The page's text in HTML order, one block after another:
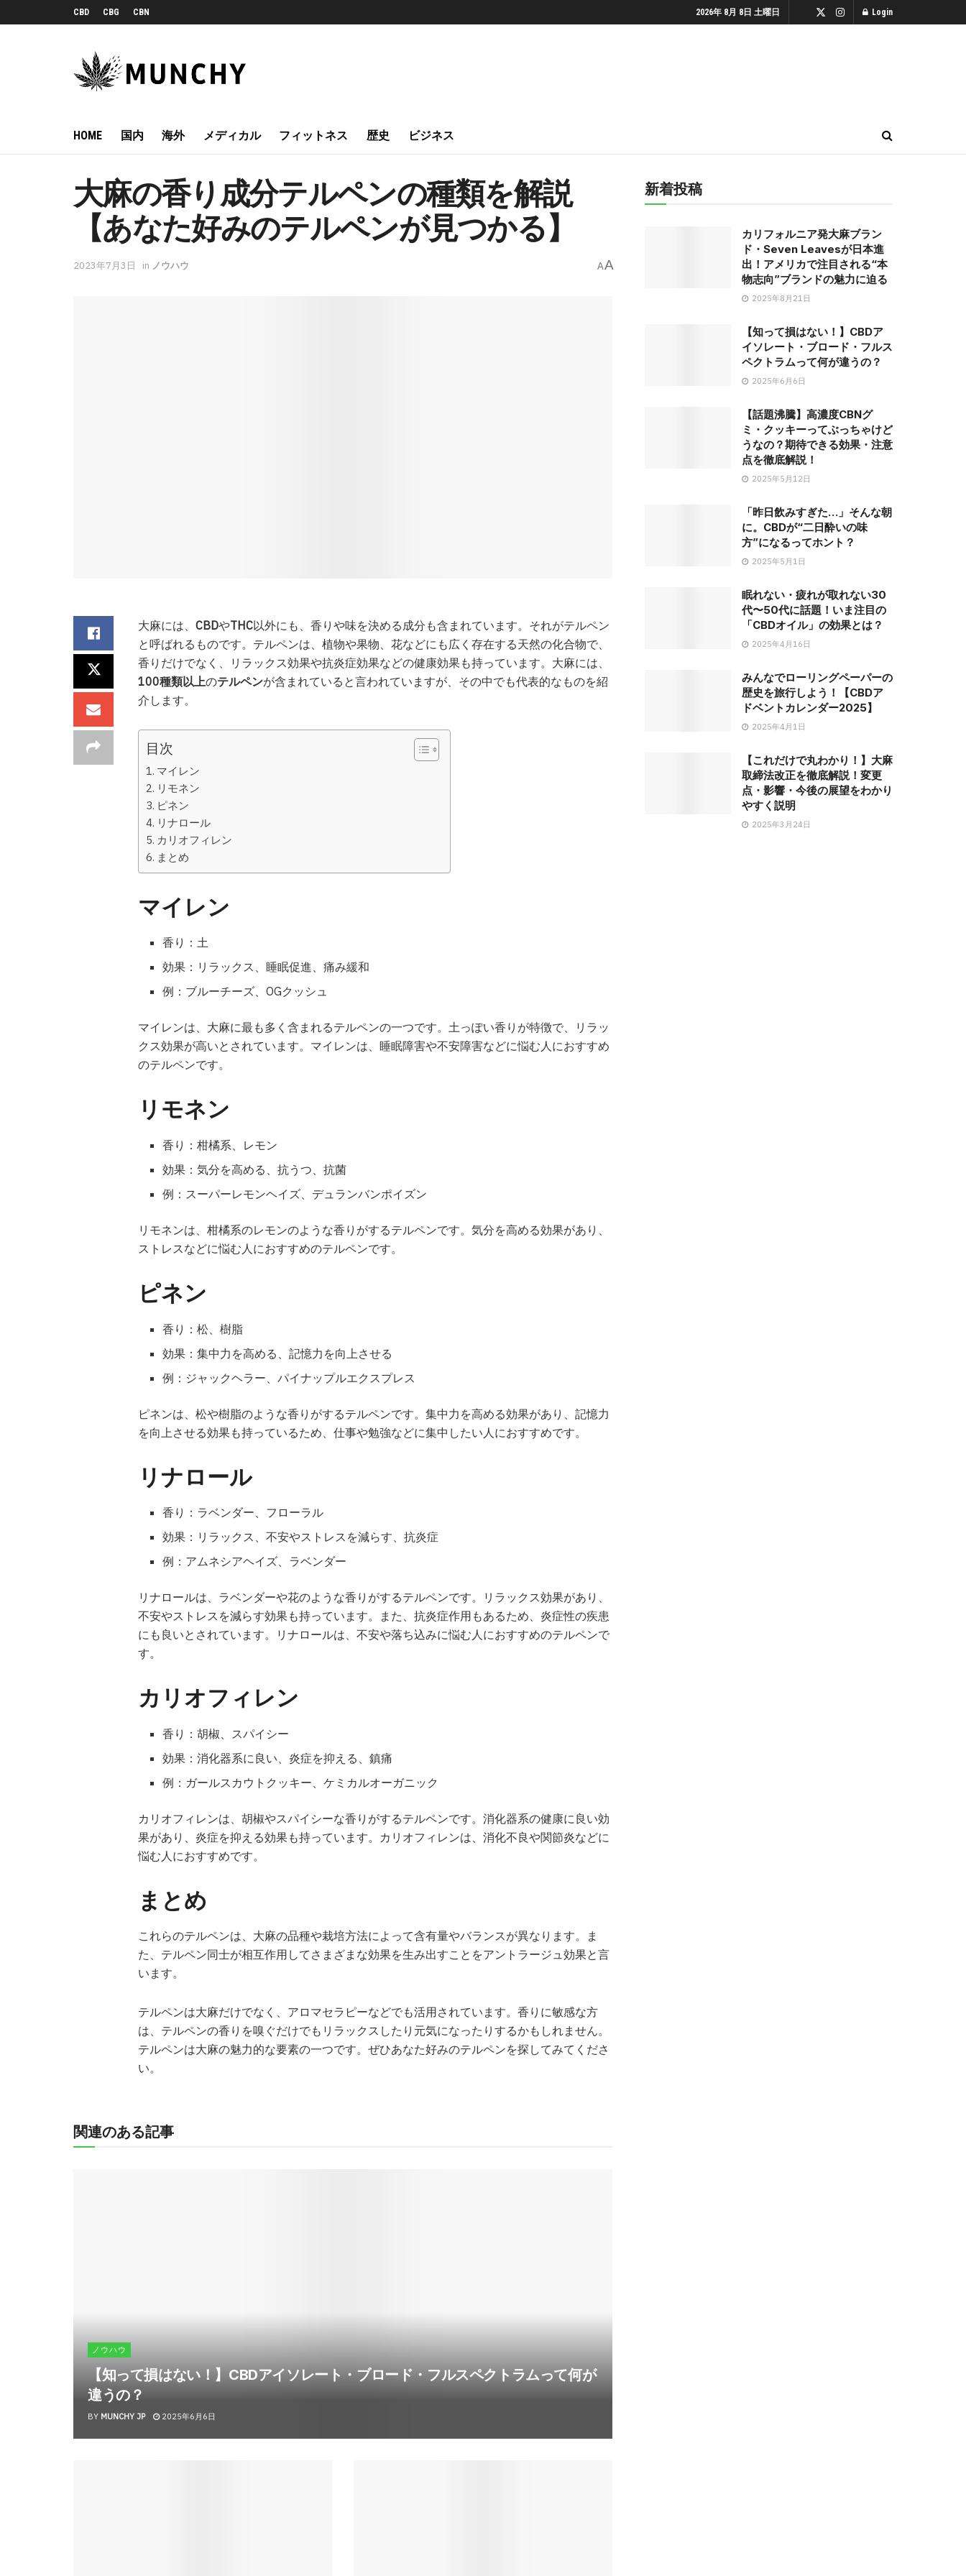
CBD CBG CBN 2026年 8月 8日 土曜日 Login
HOME 国内 海外 メディカル フィットネス 歴史 ビジネス
大麻の香り成分テルペンの種類を解説
【あなた好みのテルペンが見つかる】
2023年7月3日 in ノウハウ AA
大麻には、 CBDやTHC以外にも、香りや味を決める成分も含まれています。それがテルペン
と呼ばれるものです。テルペンは、植物や果物、花などにも広く存在する天然の化合物で、
香りだけでなく、リラックス効果や抗炎症効果などの健康効果も持っています。大麻には、
100種類以上のテルペンが含まれていると言われていますが、その中でも代表的なものを紹
介します。
目次
マイレン
リモネン
ピネン
リナロール
カリオフィレン
まとめ
マイレン
香り：土
効果：リラックス、睡眠促進、痛み緩和
例：ブルーチーズ、OGクッシュ
マイレンは、大麻に最も多く含まれるテルペンの一つです。土っぽい香りが特徴で、リラッ
クス効果が高いとされています。マイレンは、睡眠障害や不安障害などに悩む人におすすめ
のテルペンです。
リモネン
香り：柑橘系、レモン
効果：気分を高める、抗うつ、抗菌
例：スーパーレモンヘイズ、デュランバンポイズン
リモネンは、柑橘系のレモンのような香りがするテルペンです。気分を高める効果があり、
ストレスなどに悩む人におすすめのテルペンです。
ピネン
香り：松、樹脂
効果：集中力を高める、記憶力を向上させる
例：ジャックヘラー、パイナップルエクスプレス
ピネンは、松や樹脂のような香りがするテルペンです。集中力を高める効果があり、記憶力
を向上させる効果も持っているため、仕事や勉強などに集中したい人におすすめです。
リナロール
香り：ラベンダー、フローラル
効果：リラックス、不安やストレスを減らす、抗炎症
例：アムネシアヘイズ、ラベンダー
リナロールは、ラベンダーや花のような香りがするテルペンです。リラックス効果があり、
不安やストレスを減らす効果も持っています。また、抗炎症作用もあるため、炎症性の疾患
にも良いとされています。リナロールは、不安や落ち込みに悩む人におすすめのテルペンで
す。
カリオフィレン
香り：胡椒、スパイシー
効果：消化器系に良い、炎症を抑える、鎮痛
例：ガールスカウトクッキー、ケミカルオーガニック
カリオフィレンは、胡椒やスパイシーな香りがするテルペンです。消化器系の健康に良い効
果があり、炎症を抑える効果も持っています。カリオフィレンは、消化不良や関節炎などに
悩む人におすすめです。
まとめ
これらのテルペンは、大麻の品種や栽培方法によって含有量やバランスが異なります。ま
た、テルペン同士が相互作用してさまざまな効果を生み出すことをアントラージュ効果と言
います。
テルペンは大麻だけでなく、アロマセラピーなどでも活用されています。香りに敏感な方
は、テルペンの香りを嗅ぐだけでもリラックスしたり元気になったりするかもしれません。
テルペンは大麻の魅力的な要素の一つです。ぜひあなた好みのテルペンを探してみてくださ
い。
関連のある記事
ノウハウ
【知って損はない！】CBDアイソレート・ブロード・フルスペクトラムって何が
違うの？
BY MUNCHY JP 2025年6月6日
新着投稿
カリフォルニア発大麻ブラン
ド・Seven Leavesが日本進
出！アメリカで注目される“本
物志向”ブランドの魅力に迫る
2025年8月21日
【知って損はない！】CBDア
イソレート・ブロード・フルス
ペクトラムって何が違うの？
2025年6月6日
【話題沸騰】高濃度CBNグ
ミ・クッキーってぶっちゃけど
うなの？期待できる効果・注意
点を徹底解説！
2025年5月12日
「昨日飲みすぎた…」そんな朝
に。CBDが“二日酔いの味
方”になるってホント？
2025年5月1日
眠れない・疲れが取れない30
代〜50代に話題！いま注目の
「CBDオイル」の効果とは？
2025年4月16日
みんなでローリングペーパーの
歴史を旅行しよう！【CBDア
ドベントカレンダー2025】
2025年4月1日
【これだけで丸わかり！】大麻
取締法改正を徹底解説！変更
点・影響・今後の展望をわかり
やすく説明
2025年3月24日